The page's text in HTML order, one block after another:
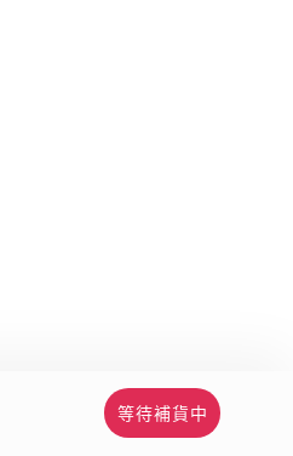
等待補貨中